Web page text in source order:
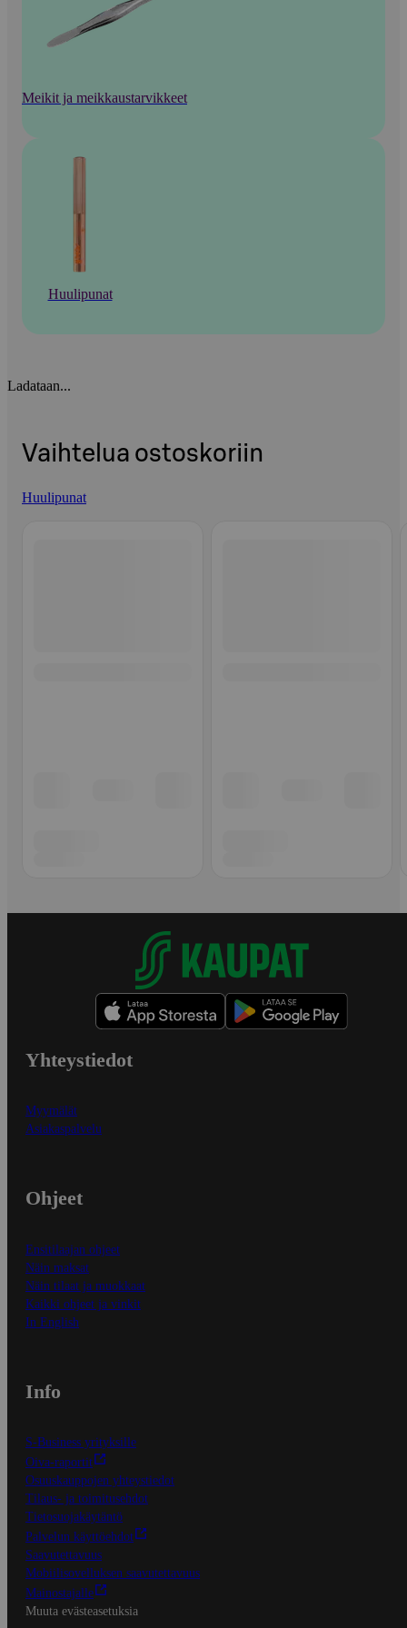
Meikit ja meikkaustarvikkeet
Huulipunat
Ladataan...
Vaihtelua ostoskoriin
Huulipunat
Yhteystiedot
Myymälät
Asiakaspalvelu
Ohjeet
Ensitilaajan ohjeet
Näin maksat
Näin tilaat ja muokkaat
Kaikki ohjeet ja vinkit
In English
Info
S-Business yrityksille
Oiva-raportit
Osuuskauppojen yhteystiedot
Tilaus- ja toimitusehdot
Tietosuojakäytäntö
Palvelun käyttöehdot
Saavutettavuus
Mobiilisovelluksen saavutettavuus
Mainostajalle
Muuta evästeasetuksia